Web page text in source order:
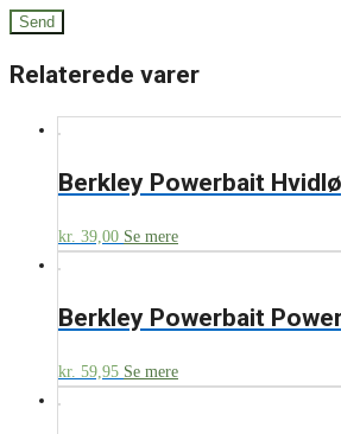
Relaterede varer
Berkley Powerbait
kr. 39,00 Se mere
Berkley Powerbait
kr. 59,95 Se mere